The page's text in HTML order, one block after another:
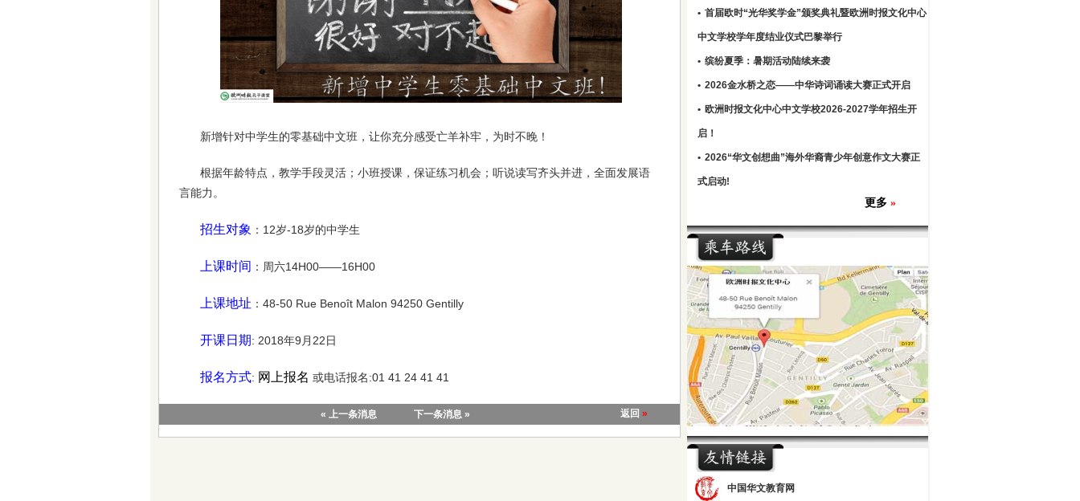
新增针对中学生的零基础中文班，让你充分感受亡羊补牢，为时不晚！
根据年龄特点，教学手段灵活；小班授课，保证练习机会；听说读写齐头并进，全面发展语
言能力。
招生对象 ：12岁-18岁的中学生
上课时间 ：周六14H00——16H00
上课地址 ：48-50 Rue Benoît Malon 94250 Gentilly
开课日期: 2018年9月22日
报名方式: 网上报名 或电话报名:01 41 24 41 41
« 上一条消息 下一条消息 » 返回 »
• 首届欧时“光华奖学金”颁奖典礼暨欧洲时报文化中心
中文学校学年度结业仪式巴黎举行
• 缤纷夏季：暑期活动陆续来袭
• 2026金水桥之恋——中华诗词诵读大赛正式开启
• 欧洲时报文化中心中文学校2026-2027学年招生开
启！
• 2026“华文创想曲”海外华裔青少年创意作文大赛正
式启动!
更多 »
中国华文教育网